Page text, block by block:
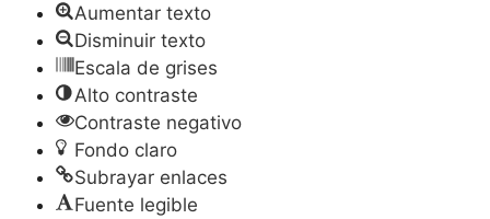
Aumentar texto
Disminuir texto
Escala de grises
Alto contraste
Contraste negativo
Fondo claro
Subrayar enlaces
Fuente legible